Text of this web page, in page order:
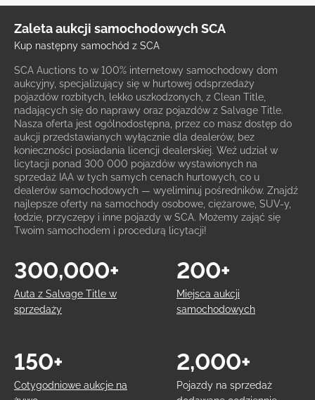
Zaleta aukcji samochodowych SCA
Kup następny samochód z SCA
SCA Auctions to w 100% internetowy samochodowy dom
aukcyjny, specjalizujący się w hurtowej odsprzedaży
pojazdów rozbitych, lekko uszkodzonych, z Clean Title,
nadających się do naprawy oraz pojazdów z Salvage Title.
Nasza oferta jest ogólnodostępna, przez co masz dostęp do
aukcji przedstawianych wyłącznie dla dealerów, bez
konieczności posiadania licencji dealerskiej. Weź udział w
licytacji ponad 300 000 pojazdów wystawionych na
sprzedaż IAA w tych samych cenach hurtowych, co u
dealerów samochodowych — wyeliminuj pośredników. Znajdź
najlepsze oferty na samochody osobowe, ciężarowe, SUV-y,
łodzie, przyczepy i inne pojazdy w SCA. Możemy zająć się
Twoim samochodem i procedurą licytacji!
Auta z Salvage Title w
sprzedaży
300,000+
Miejsca aukcji
samochodowych
200+
Cotygodniowe aukcje na
150+
Pojazdy na sprzedaż
2,000+